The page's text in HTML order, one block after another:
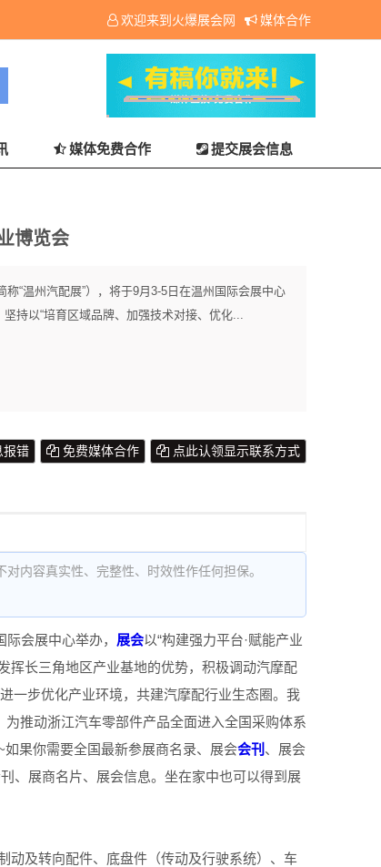
欢迎来到火爆展会网 媒体合作
媒体免费合作 提交展会信息
博览会
“温州汽配展”），将于9月3-5日在温州国际会展中心
持以“培育区域品牌、加强技术对接、优化...
点此认领显示联系方式
免费媒体合作
报错
内容真实性、完整性、时效性作任何担保。
际会展中心举办， 展会以“构建强力平台·赋能产业
挥长三角地区产业基地的优势，积极调动汽摩配
一步优化产业环境，共建汽摩配行业生态圈。我
推动浙江汽车零部件产品全面进入全国采购体系
果你需要全国最新参展商名录、展会会刊 、展会
、展商名片、展会信息。坐在家中也可以得到展
动及转向配件、底盘件（传动及行驶系统）、车